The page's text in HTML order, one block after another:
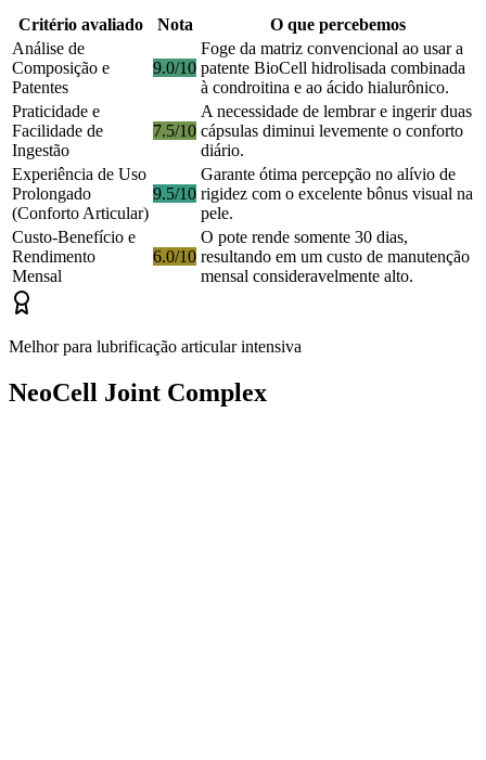
Critério avaliado Nota
O que percebemos
Análise de
Composição e
Patentes
9.0/10
Foge da matriz convencional ao usar a
patente BioCell hidrolisada combinada
à condroitina e ao ácido hialurônico.
Praticidade e
Facilidade de
Ingestão
7.5/10
A necessidade de lembrar e ingerir duas
cápsulas diminui levemente o conforto
diário.
Experiência de Uso
Prolongado
(Conforto Articular)
9.5/10
Garante ótima percepção no alívio de
rigidez com o excelente bônus visual na
pele.
Custo-Benefício e
Rendimento
Mensal
6.0/10
O pote rende somente 30 dias,
resultando em um custo de manutenção
mensal consideravelmente alto.
Melhor para lubrificação articular intensiva
NeoCell Joint Complex